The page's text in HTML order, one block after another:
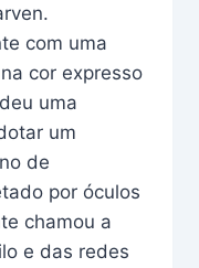
com uma
cor expresso
uma
um
de
por óculos
chamou a
e das redes